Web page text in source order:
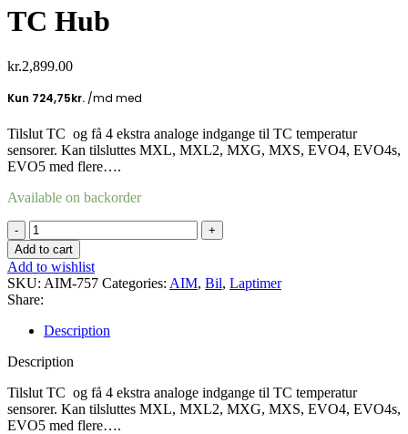
TC Hub
kr.2,899.00
Tilslut TC og få 4 ekstra analoge indgange til TC temperatur
sensorer. Kan tilsluttes MXL, MXL2, MXG, MXS, EVO4, EVO4s,
EVO5 med flere….
Available on backorder
TC
Hub
quantity
Add to cart
Add to wishlist
SKU: AIM-757 Categories: AIM, Bil, Laptimer
Share:
Description
Description
Tilslut TC og få 4 ekstra analoge indgange til TC temperatur
sensorer. Kan tilsluttes MXL, MXL2, MXG, MXS, EVO4, EVO4s,
EVO5 med flere….